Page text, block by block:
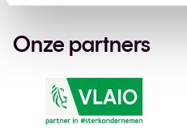
Onze partners